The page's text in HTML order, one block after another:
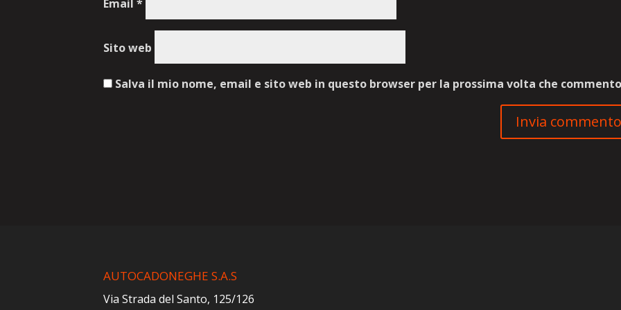
Email*
Sito web
Salva il mio nome, email e sito web in questo browser per la prossima volta che
AUTOCADONEGHE S.A.S
Via Strada del Santo, 125/126